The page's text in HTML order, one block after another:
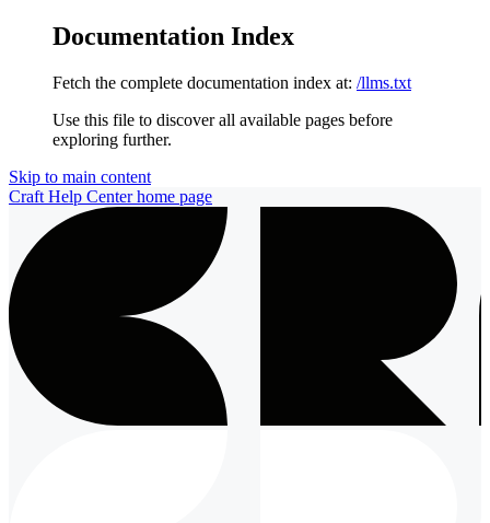
Documentation Index
Fetch the complete documentation index at: /llms.txt
Use this file to discover all available pages before
exploring further.
Skip to main content
Craft Help Centerhome page